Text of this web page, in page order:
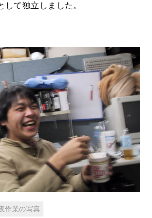
して独立しました。
作業の写真